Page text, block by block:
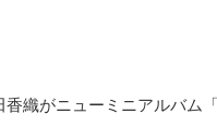
織がニューミニアルバム